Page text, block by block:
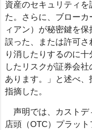
資産のセキュリティ
た。さらに、ブロー
ィアン）が秘密鍵を保
誤った、または許可
り消したりするのに
したリスクが証券会
あります。」と述べ
指摘した。
声明では、カストデ
店頭（OTC）プラッ